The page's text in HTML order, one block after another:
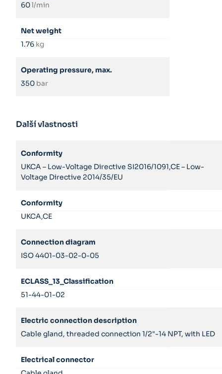
60l/min
Net weight
1.76 kg
Operating pressure, max.
350 bar
Další vlastnosti
Conformity
UKCA – Low-Voltage Directive SI2016/1091,CE – Low-
Voltage Directive 2014/35/EU
Conformity
UKCA,CE
Connection diagram
ISO 4401-03-02-0-05
ECLASS_13_Classification
51-44-01-02
Electric connection description
Cable gland, threaded connection 1/2"-14 NPT, with LED
Electrical connector